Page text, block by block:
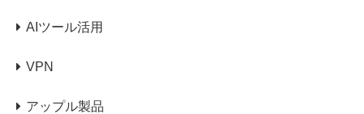
AIツール活用
VPN
アップル製品